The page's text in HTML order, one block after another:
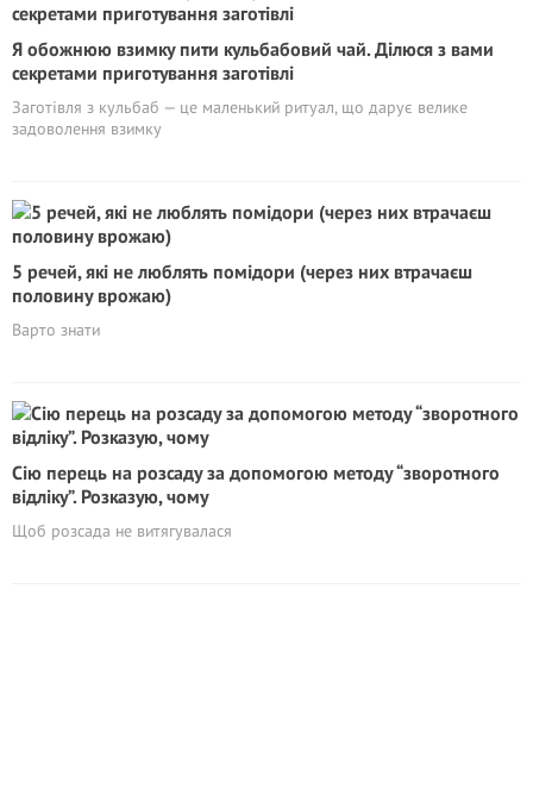
Я обожнюю взимку пити кульбабовий чай. Ділюся з вами
секретами приготування заготівлі
Заготівля з кульбаб — це маленький ритуал, що дарує велике
задоволення взимку
5 речей, які не люблять помідори (через них втрачаєш
половину врожаю)
Варто знати
Сію перець на розсаду за допомогою методу “зворотного
відліку”. Розказую, чому
Щоб розсада не витягувалася